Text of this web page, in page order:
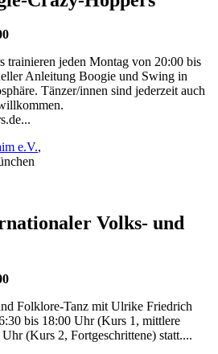
trainieren jeden Montag von 20:00 bis
Anleitung Boogie und Swing in
Tänzer/innen sind jederzeit auch
e.V.,
Volks- und
Folklore-Tanz mit Ulrike Friedrich
bis 18:00 Uhr (Kurs 1, mittlere
(Kurs 2, Fortgeschrittene) statt....